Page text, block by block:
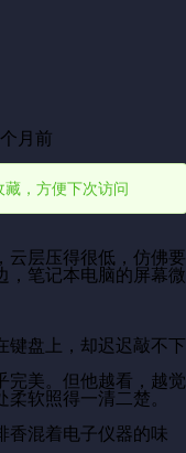
月前
藏，方便下次访问
云层压得很低，仿佛要
，笔记本电脑的屏幕微
键盘上，却迟迟敲不下
完美。但他越看，越觉
软照得一清二楚。
香混着电子仪器的味